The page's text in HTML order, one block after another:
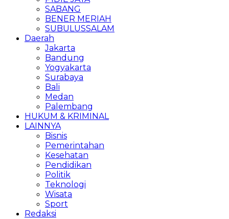
SABANG
BENER MERIAH
SUBULUSSALAM
Daerah
Jakarta
Bandung
Yogyakarta
Surabaya
Bali
Medan
Palembang
HUKUM & KRIMINAL
LAINNYA
Bisnis
Pemerintahan
Kesehatan
Pendidikan
Politik
Teknologi
Wisata
Sport
Redaksi